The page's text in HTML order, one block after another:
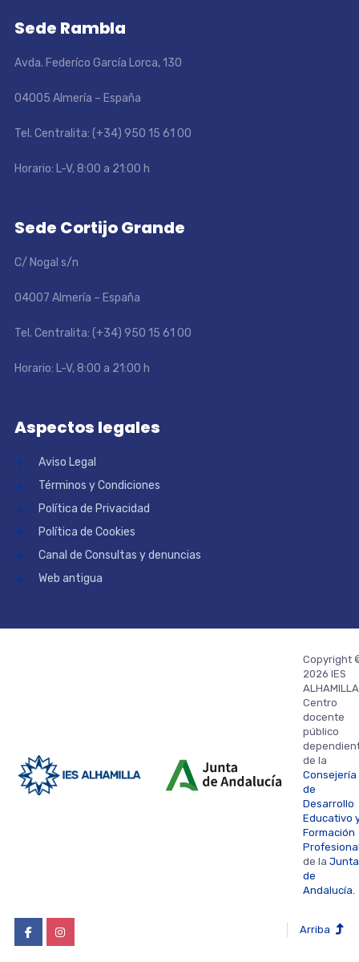
Sede Rambla
Avda. Federíco García Lorca, 130
04005 Almería – España
Tel. Centralita: (+34) 950 15 61 00
Horario: L-V, 8:00 a 21:00 h
Sede Cortijo Grande
C/ Nogal s/n
04007 Almería – España
Tel. Centralita: (+34) 950 15 61 00
Horario: L-V, 8:00 a 21:00 h
Aspectos legales
Aviso Legal
Términos y Condiciones
Política de Privacidad
Política de Cookies
Canal de Consultas y denuncias
Web antigua
Copyright
2026 IES
Centro
docente
público
de la
Consejería
de
Desarrollo
Educativo
Formación
de la Junta
de
Andalucía.
Arriba